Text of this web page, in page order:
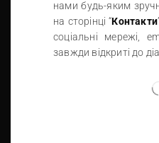
нами будь-яким
на сторінці “Контакти
соціальні мережі,
завжди відкриті до